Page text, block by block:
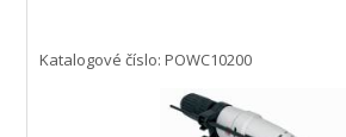
Katalogové číslo: POWC10200